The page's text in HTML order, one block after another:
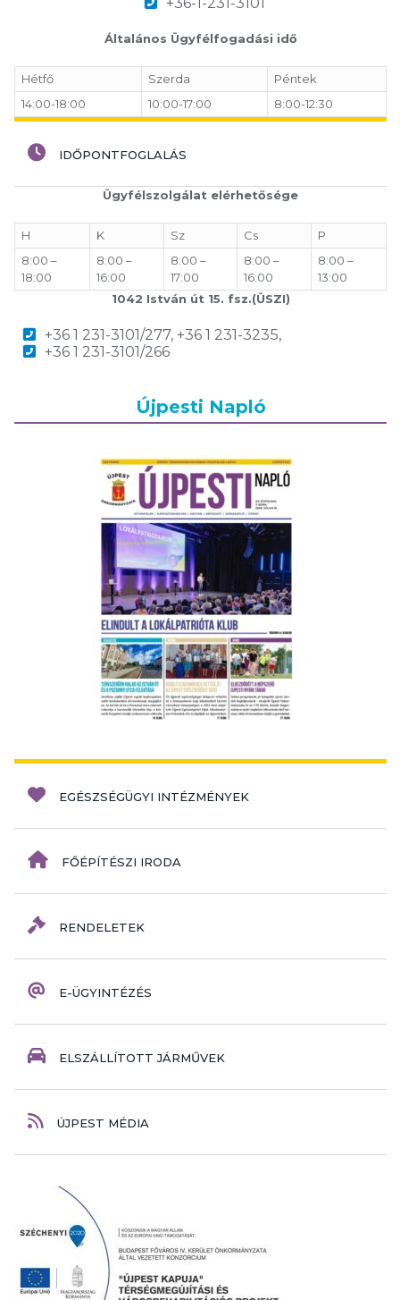
Általános Ügyfélfogadási idő
Hétfő Szerda
Péntek
14:00-18:00
10:00-17:00 8:00-12:30
IDŐPONTFOGLALÁS
Ügyfélszolgálat elérhetősége
H K Sz Cs
P
8:00 –
18:00
8:00 –
16:00
8:00 –
17:00
8:00 –
16:00
8:00 –
13:00
1042 István út 15. fsz.(ÜSZI)
+36 1 231-3101/277, +36 1 231-3235,
+36 1 231-3101/266
Újpesti Napló
EGÉSZSÉGÜGYI INTÉZMÉNYEK
FŐÉPÍTÉSZI IRODA
RENDELETEK
E-ÜGYINTÉZÉS
ELSZÁLLÍTOTT JÁRMŰVEK
ÚJPEST MÉDIA